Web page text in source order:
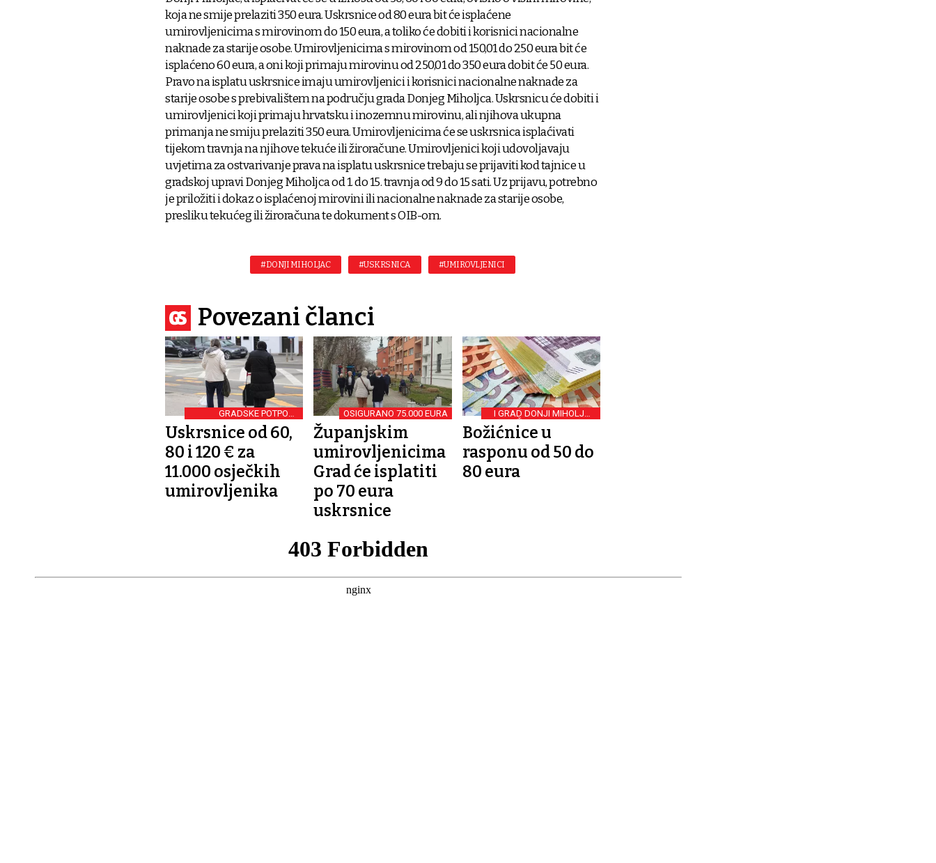
koja ne smije prelaziti 350 eura. Uskrsnice od 80 eura bit će isplaćene
umirovljenicima s mirovinom do 150 eura, a toliko će dobiti i korisnici nacionalne
naknade za starije osobe. Umirovljenicima s mirovinom od 150,01 do 250 eura bit će
isplaćeno 60 eura, a oni koji primaju mirovinu od 250,01 do 350 eura dobit će 50 eura.
Pravo na isplatu uskrsnice imaju umirovljenici i korisnici nacionalne naknade za
starije osobe s prebivalištem na području grada Donjeg Miholjca. Uskrsnicu će dobiti i
umirovljenici koji primaju hrvatsku i inozemnu mirovinu, ali njihova ukupna
primanja ne smiju prelaziti 350 eura. Umirovljenicima će se uskrsnica isplaćivati
tijekom travnja na njihove tekuće ili žiroračune. Umirovljenici koji udovoljavaju
uvjetima za ostvarivanje prava na isplatu uskrsnice trebaju se prijaviti kod tajnice u
gradskoj upravi Donjeg Miholjca od 1. do 15. travnja od 9 do 15 sati. Uz prijavu, potrebno
je priložiti i dokaz o isplaćenoj mirovini ili nacionalne naknade za starije osobe,
presliku tekućeg ili žiroračuna te dokument s OIB-om.
#DONJI MIHOLJAC #USKRSNICA #UMIROVLJENICI
Povezani članci
GRADSKE POTPORE
UMIROVLJENICIMA
Uskrsnice od 60,
80 i 120 € za
11.000 osječkih
umirovljenika
OSIGURANO 75.000 EURA
Županjskim
umirovljenicima
Grad će isplatiti
po 70 eura
uskrsnice
I GRAD DONJI MIHOLJAC
POMEŽE UMIROVLJENIKE
Božićnice u
rasponu od 50 do
80 eura